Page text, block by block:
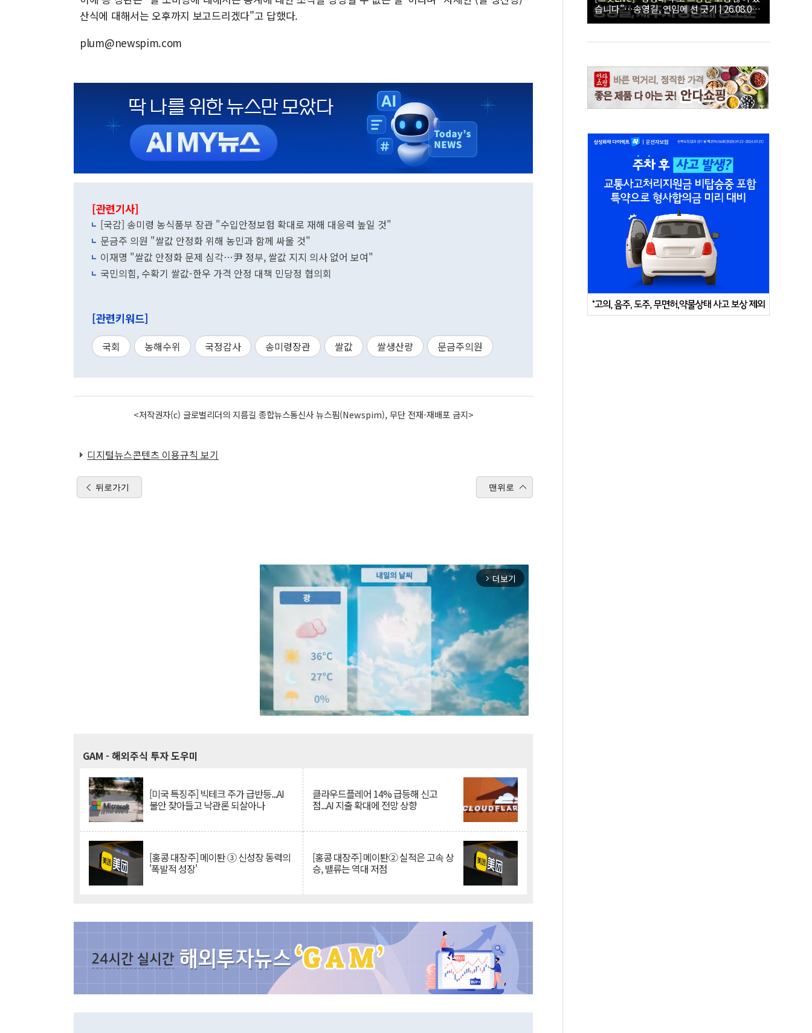
산식에 대해서는 오후까지 보고드리겠다"고 답했다.
plum@newspim.com
[관련기사]
[국감] 송미령 농식품부 장관 "수입안정보험 확대로 재해 대응력 높일 것"
문금주 의원 "쌀값 안정화 위해 농민과 함께 싸울 것"
이재명 "쌀값 안정화 문제 심각…尹 정부, 쌀값 지지 의사 없어 보여"
국민의힘, 수확기 쌀값-한우 가격 안정 대책 민당정 협의회
[관련키워드]
국회 농해수위 국정감사 송미령장관 쌀값 쌀생산량 문금주의원
<저작권자(c) 글로벌리더의 지름길 종합뉴스통신사 뉴스핌(Newspim), 무단 전재-재배포 금지>
디지털뉴스콘텐츠 이용규칙 보기
뒤로가기 맨위로
arrow_forward_ios 더보기
GAM - 해외주식 투자 도우미
[미국 특징주] 빅테크 주가 급반등...AI
불안 잦아들고 낙관론 되살아나
클라우드플레어 14% 급등해 신고
점...AI 지출 확대에 전망 상향
[홍콩 대장주] 메이퇀 ③ 신성장 동력의
'폭발적 성장'
[홍콩 대장주] 메이퇀② 실적은 고속 상
승, 밸류는 역대 저점
습니다”…송영길, 연임에 선 긋기 | 26.08.08
더불어민주당 당대표·최고위원 후보 제주 합